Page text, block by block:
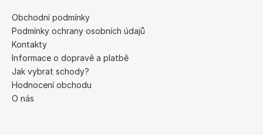
Obchodní podmínky
Podmínky ochrany osobních údajů
Kontakty
Informace o dopravě a platbě
Jak vybrat schody?
Hodnocení obchodu
O nás